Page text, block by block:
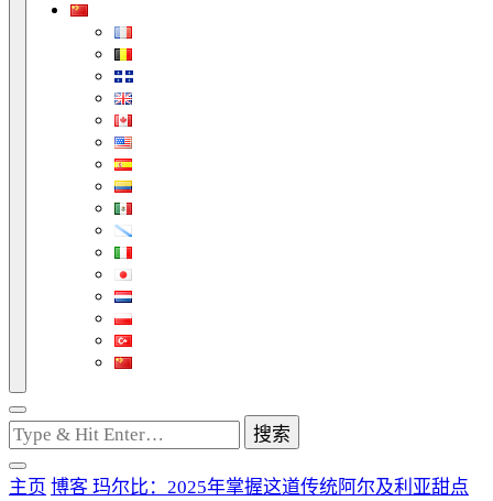
找
什
么
主页 博客 玛尔比：2025年掌握这道传统阿尔及利亚甜点